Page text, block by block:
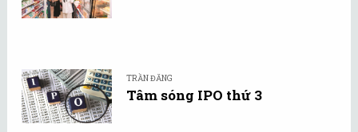
TRẦN ĐĂNG
Tâm sóng IPO thứ 3